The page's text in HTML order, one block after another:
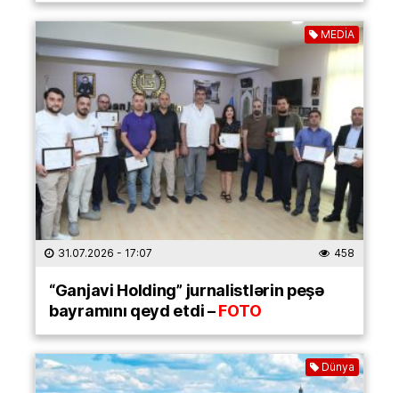
MEDİA
31.07.2026 - 17:07 458
“Ganjavi Holding” jurnalistlərin peşə
bayramını qeyd etdi –FOTO
Dünya